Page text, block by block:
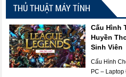
THỦ THUẬT MÁY TÍNH
Cấu Hình
Huyền
Sinh Viên
Cấu Hình
PC –